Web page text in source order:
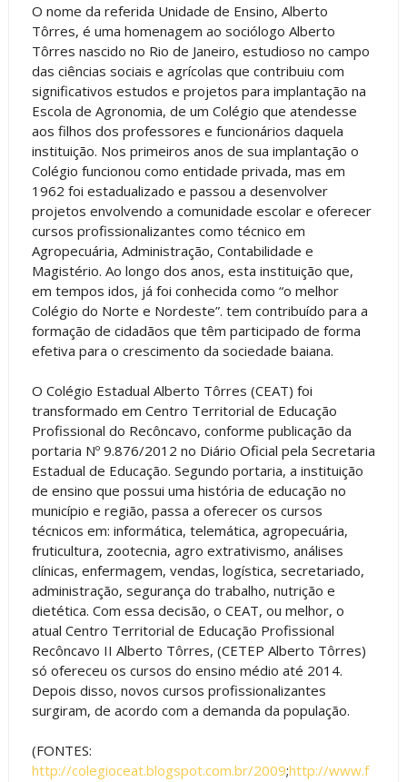
O nome da referida Unidade de Ensino, Alberto
Tôrres, é uma homenagem ao sociólogo Alberto
Tôrres nascido no Rio de Janeiro, estudioso no campo
das ciências sociais e agrícolas que contribuiu com
significativos estudos e projetos para implantação na
Escola de Agronomia, de um Colégio que atendesse
aos filhos dos professores e funcionários daquela
instituição. Nos primeiros anos de sua implantação o
Colégio funcionou como entidade privada, mas em
1962 foi estadualizado e passou a desenvolver
projetos envolvendo a comunidade escolar e oferecer
cursos profissionalizantes como técnico em
Agropecuária, Administração, Contabilidade e
Magistério. Ao longo dos anos, esta instituição que,
em tempos idos, já foi conhecida como “o melhor
Colégio do Norte e Nordeste”. tem contribuído para a
formação de cidadãos que têm participado de forma
efetiva para o crescimento da sociedade baiana.
O Colégio Estadual Alberto Tôrres (CEAT) foi
transformado em Centro Territorial de Educação
Profissional do Recôncavo, conforme publicação da
portaria Nº 9.876/2012 no Diário Oficial pela Secretaria
Estadual de Educação. Segundo portaria, a instituição
de ensino que possui uma história de educação no
município e região, passa a oferecer os cursos
técnicos em: informática, telemática, agropecuária,
fruticultura, zootecnia, agro extrativismo, análises
clínicas, enfermagem, vendas, logística, secretariado,
administração, segurança do trabalho, nutrição e
dietética. Com essa decisão, o CEAT, ou melhor, o
atual Centro Territorial de Educação Profissional
Recôncavo II Alberto Tôrres, (CETEP Alberto Tôrres)
só ofereceu os cursos do ensino médio até 2014.
Depois disso, novos cursos profissionalizantes
surgiram, de acordo com a demanda da população.
(FONTES:
http://colegioceat.blogspot.com.br/2009;http://www.f